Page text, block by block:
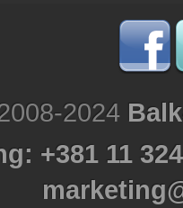
2024
+381 11